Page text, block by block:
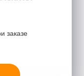
заказе